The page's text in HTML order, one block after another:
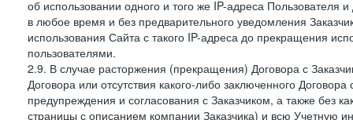
об использовании одного и того же IP-адреса Пользователя
в любое время и без предварительного уведомления
использования Сайта с такого IP-адреса до прекращения
пользователями.
2.9. В случае расторжения (прекращения) Договора с
Договора или отсутствия какого-либо заключенного
предупреждения и согласования с Заказчиком, а также без
страницы с описанием компании Заказчика) и всю Учетную